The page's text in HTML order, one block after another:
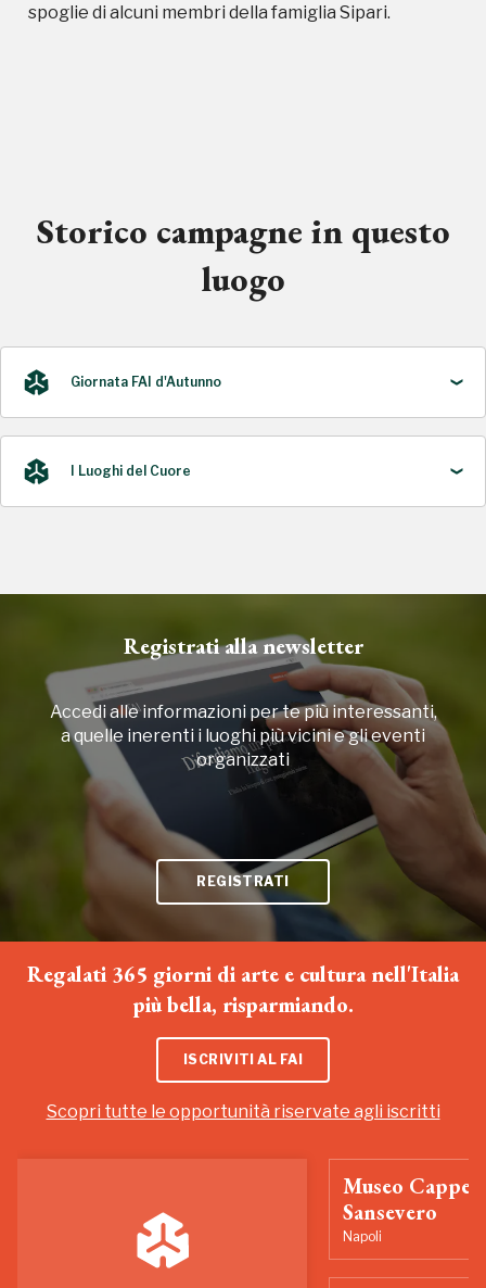
spoglie di alcuni membri della famiglia Sipari.
Storico campagne in questo
luogo
Giornata FAI d'Autunno
I Luoghi del Cuore
Registrati alla newsletter
Accedi alle informazioni per te più interessanti,
a quelle inerenti i luoghi più vicini e gli eventi
organizzati
REGISTRATI
Regalati 365 giorni di arte e cultura nell'Italia
più bella, risparmiando.
ISCRIVITI AL FAI
Scopri tutte le opportunità riservate agli iscritti
Museo
Sansevero
Napoli